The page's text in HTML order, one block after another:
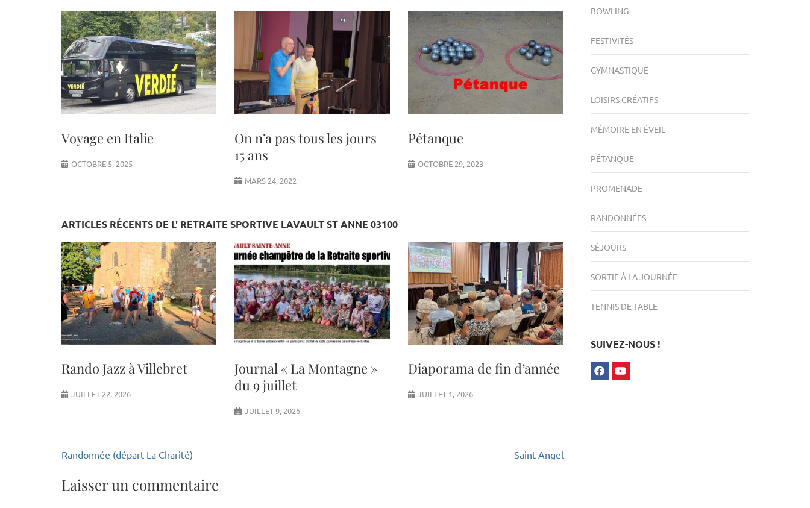
Voyage en Italie
OCTOBRE 5, 2025
On n’a pas tous les jours
15 ans
MARS 24, 2022
Pétanque
OCTOBRE 29, 2023
ARTICLES RÉCENTS DE L' RETRAITE SPORTIVE LAVAULT ST ANNE 03100
Rando Jazz à Villebret
JUILLET 22, 2026
Journal « La Montagne »
du 9 juillet
JUILLET 9, 2026
Diaporama de fin d’année
JUILLET 1, 2026
Navigation
l’article
Randonnée (départ La Charité) Saint Angel
Laisser un commentaire
BOWLING
FESTIVITÉS
GYMNASTIQUE
LOISIRS CRÉATIFS
MÉMOIRE EN ÉVEIL
PÉTANQUE
PROMENADE
RANDONNÉES
SÉJOURS
SORTIE À LA JOURNÉE
TENNIS DE TABLE
SUIVEZ-NOUS !